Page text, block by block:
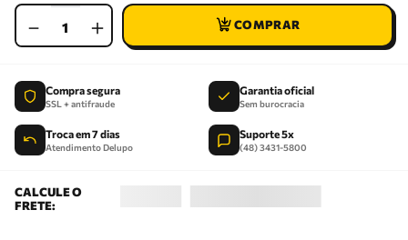
＋
－
Compra segura
SSL + antifraude
Garantia oficial
Sem burocracia
Troca em 7 dias
Atendimento Delupo
Suporte 5x
(48) 3431-5800